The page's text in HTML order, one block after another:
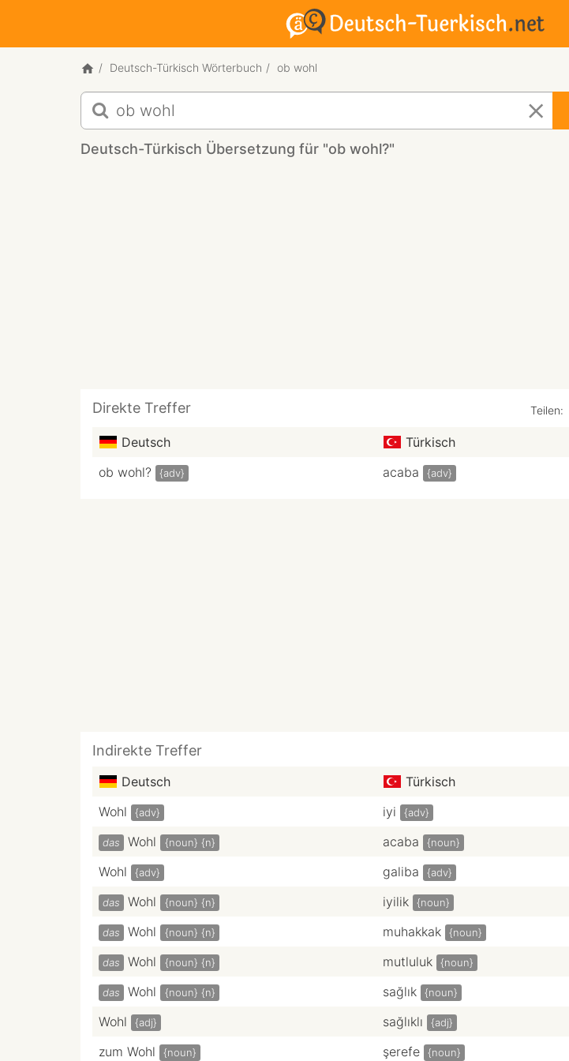
Deutsch-Türkisch Wörterbuch ob wohl
Deutsch-
Türkisch
Übersetzung
für
Deutsch-Türkisch Übersetzung für "ob wohl?"
Direkte Treffer Teilen:
Deutsch
Türkisch
ob wohl?
{adv} acaba {adv}
Indirekte Treffer
Deutsch
Türkisch
Wohl
{adv} iyi {adv}
das Wohl {noun} {n} acaba {noun}
Wohl {adv} galiba {adv}
das Wohl {noun} {n} iyilik {noun}
das Wohl {noun} {n} muhakkak {noun}
das Wohl {noun} {n} mutluluk {noun}
das Wohl {noun} {n} sağlık {noun}
Wohl {adj} sağlıklı {adj}
zum Wohl {noun} şerefe {noun}